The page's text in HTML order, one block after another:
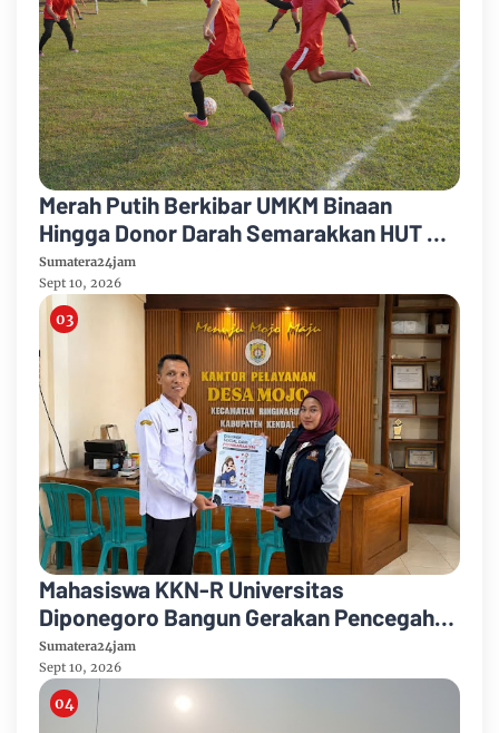
Merah Putih Berkibar UMKM Binaan
Hingga Donor Darah Semarakkan HUT RI
Ke-81 Di PTPN IV Regional IV
Sumatera24jam
Sept 10, 2026
Mahasiswa KKN-R Universitas
Diponegoro Bangun Gerakan Pencegahan
Pernikahan Dini dan Stunting di Desa
Mojo
Sumatera24jam
Sept 10, 2026